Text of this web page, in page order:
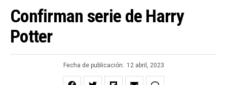
Confirman serie de Harry
Potter
Fecha de publicación: 12 abril, 2023